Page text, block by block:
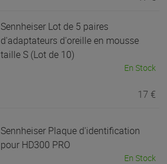
Sennheiser Lot de 5 paires
d'adaptateurs d'oreille en mousse
taille S (Lot de 10)
En Stock
17 €
Sennheiser Plaque d'identification
pour HD300 PRO
En Stock